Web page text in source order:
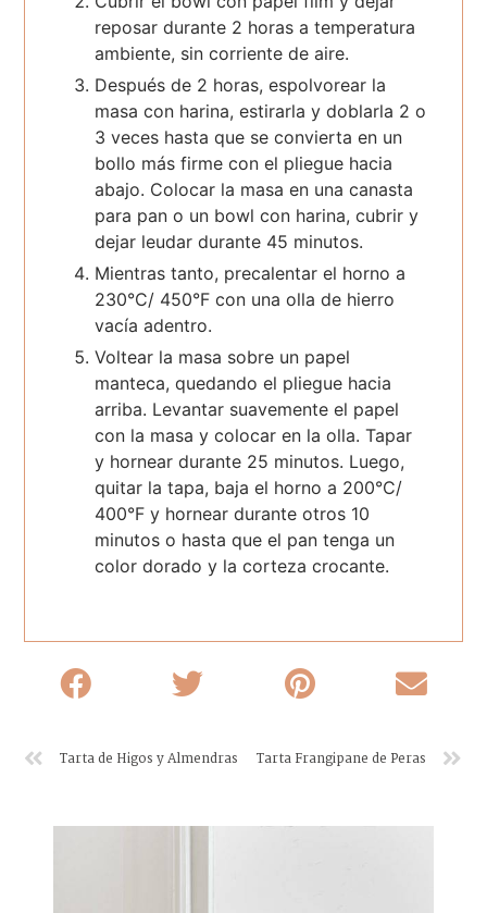
reposar durante 2 horas a temperatura
ambiente, sin corriente de aire.
Después de 2 horas, espolvorear la
masa con harina, estirarla y doblarla 2 o
3 veces hasta que se convierta en un
bollo más firme con el pliegue hacia
abajo. Colocar la masa en una canasta
para pan o un bowl con harina, cubrir y
dejar leudar durante 45 minutos.
Mientras tanto, precalentar el horno a
230°C/ 450°F con una olla de hierro
vacía adentro.
Voltear la masa sobre un papel
manteca, quedando el pliegue hacia
arriba. Levantar suavemente el papel
con la masa y colocar en la olla. Tapar
y hornear durante 25 minutos. Luego,
quitar la tapa, baja el horno a 200°C/
400°F y hornear durante otros 10
minutos o hasta que el pan tenga un
color dorado y la corteza crocante.
Tarta de Higos y Almendras Tarta Frangipane de Peras